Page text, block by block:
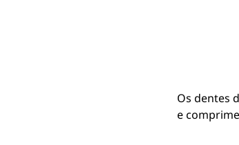
Os dentes
e